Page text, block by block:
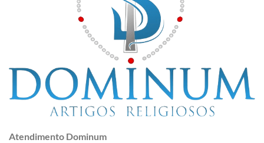
Atendimento Dominum